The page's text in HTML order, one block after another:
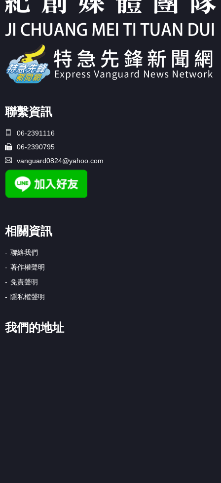
聯繫資訊
06-2391116
06-2390795
vanguard0824@yahoo.com
相關資訊
聯絡我們
著作權聲明
免責聲明
隱私權聲明
我們的地址